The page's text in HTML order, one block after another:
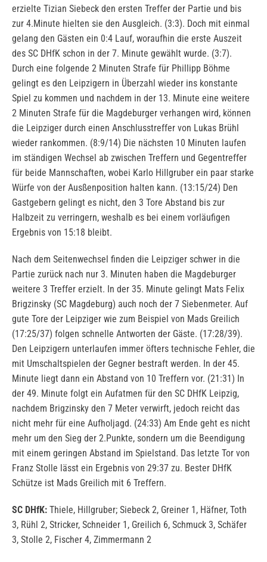
erzielte Tizian Siebeck den ersten Treffer der Partie und bis
zur 4.Minute hielten sie den Ausgleich. (3:3). Doch mit einmal
gelang den Gästen ein 0:4 Lauf, woraufhin die erste Auszeit
des SC DHfK schon in der 7. Minute gewählt wurde. (3:7).
Durch eine folgende 2 Minuten Strafe für Phillipp Böhme
gelingt es den Leipzigern in Überzahl wieder ins konstante
Spiel zu kommen und nachdem in der 13. Minute eine weitere
2 Minuten Strafe für die Magdeburger verhangen wird, können
die Leipziger durch einen Anschlusstreffer von Lukas Brühl
wieder rankommen. (8:9/14) Die nächsten 10 Minuten laufen
im ständigen Wechsel ab zwischen Treffern und Gegentreffer
für beide Mannschaften, wobei Karlo Hillgruber ein paar starke
Würfe von der Ausßenposition halten kann. (13:15/24) Den
Gastgebern gelingt es nicht, den 3 Tore Abstand bis zur
Halbzeit zu verringern, weshalb es bei einem vorläufigen
Ergebnis von 15:18 bleibt.
Nach dem Seitenwechsel finden die Leipziger schwer in die
Partie zurück nach nur 3. Minuten haben die Magdeburger
weitere 3 Treffer erzielt. In der 35. Minute gelingt Mats Felix
Brigzinsky (SC Magdeburg) auch noch der 7 Siebenmeter. Auf
gute Tore der Leipziger wie zum Beispiel von Mads Greilich
(17:25/37) folgen schnelle Antworten der Gäste. (17:28/39).
Den Leipzigern unterlaufen immer öfters technische Fehler, die
mit Umschaltspielen der Gegner bestraft werden. In der 45.
Minute liegt dann ein Abstand von 10 Treffern vor. (21:31) In
der 49. Minute folgt ein Aufatmen für den SC DHfK Leipzig,
nachdem Brigzinsky den 7 Meter verwirft, jedoch reicht das
nicht mehr für eine Aufholjagd. (24:33) Am Ende geht es nicht
mehr um den Sieg der 2.Punkte, sondern um die Beendigung
mit einem geringen Abstand im Spielstand. Das letzte Tor von
Franz Stolle lässt ein Ergebnis von 29:37 zu. Bester DHfK
Schütze ist Mads Greilich mit 6 Treffern.
SC DHfK: Thiele, Hillgruber; Siebeck 2, Greiner 1, Häfner, Toth
3, Rühl 2, Stricker, Schneider 1, Greilich 6, Schmuck 3, Schäfer
3, Stolle 2, Fischer 4, Zimmermann 2